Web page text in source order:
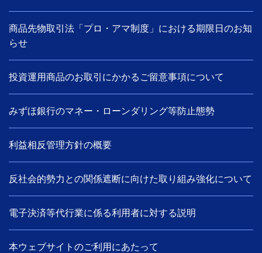
商品先物取引法「プロ・アマ制度」における期限日のお知
らせ
投資運用商品のお取引にかかるご留意事項について
みずほ銀行のマネー・ローンダリング等防止態勢
利益相反管理方針の概要
反社会的勢力との関係遮断に向けた取り組み強化について
電子決済等代行業に係る利用者に対する説明
本ウェブサイトのご利用にあたって